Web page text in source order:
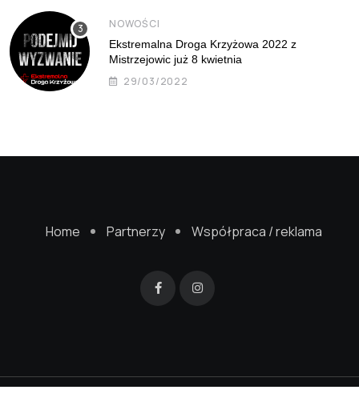
NOWOŚCI
Ekstremalna Droga Krzyżowa 2022 z
Mistrzejowic już 8 kwietnia
29/03/2022
Home Partnerzy Współpraca / reklama